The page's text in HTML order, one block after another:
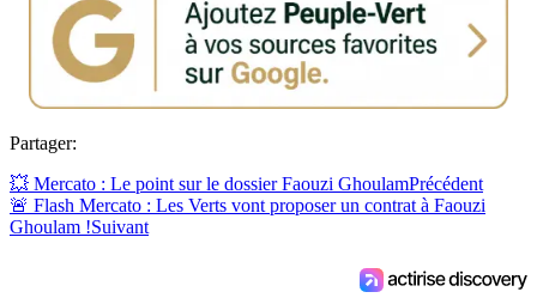
Partager:
💥 Mercato : Le point sur le dossier Faouzi GhoulamPrécédent
🚨 Flash Mercato : Les Verts vont proposer un contrat à Faouzi
Ghoulam !Suivant